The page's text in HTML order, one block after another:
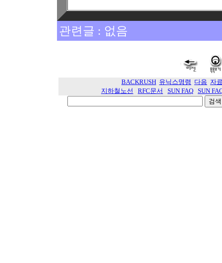
관련글 : 없음
BACKRUSH 유닉스명령 다음 자
지하철노선
RFC문서 SUN FAQ SUN